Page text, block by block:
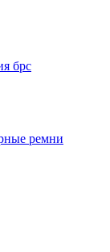
брс
ремни